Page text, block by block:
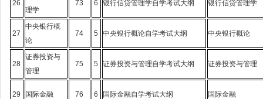
26
理学
73 6 银行信贷管理学自学考试大纲 银行信贷管理学
27
中央银行概
论
74 5 中央银行概论自学考试大纲 中央银行概论
28
证券投资与
管理
75 5 证券投资与管理自学考试大纲 证券投资与管理
29 国际金融 76 6 国际金融自学考试大纲 国际金融